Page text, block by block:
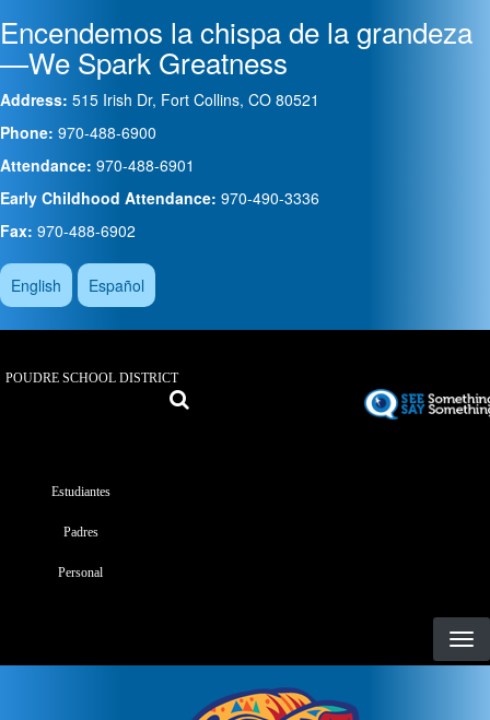
Encendemos la chispa de la grandeza
—We Spark Greatness
Address: 515 Irish Dr, Fort Collins, CO 80521
Phone: 970-488-6900
Attendance: 970-488-6901
Early Childhood Attendance: 970-490-3336
Fax: 970-488-6902
English Español
POUDRE SCHOOL DISTRICT
Landing
Menu
Estudiantes
Padres
Personal